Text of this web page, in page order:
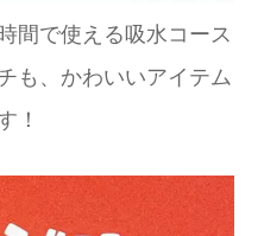
間で使える吸水コース
も、かわいいアイテム
！